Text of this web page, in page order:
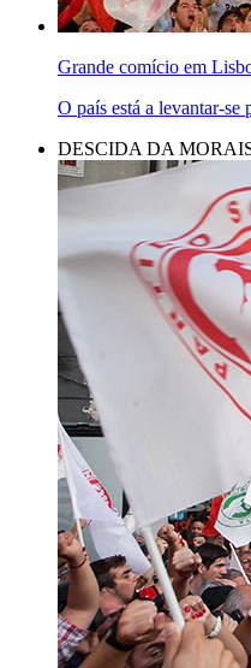
Grande comício em
O país está a levantar-se
DESCIDA DA